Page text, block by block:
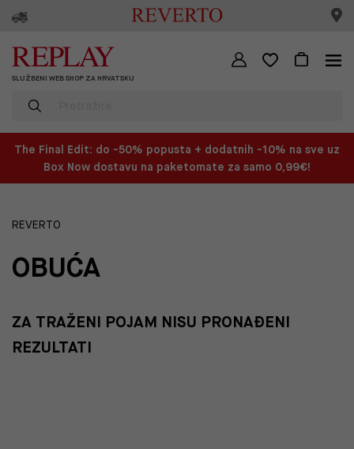
SLUŽBENI WEB SHOP ZA HRVATSKU
The Final Edit: do -50% popusta + dodatnih -10% na sve uz
Box Now dostavu na paketomate za samo 0,99€!
REVERTO
OBUĆA
ZA TRAŽENI POJAM NISU PRONAĐENI
REZULTATI